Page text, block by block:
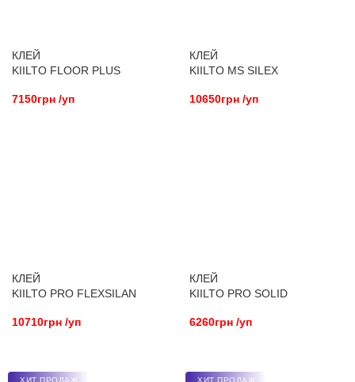
КЛЕЙ
KIILTO FLOOR PLUS
7150грн /уп
КЛЕЙ
KIILTO MS SILEX
10650грн /уп
КЛЕЙ
KIILTO PRO FLEXSILAN
10710грн /уп
КЛЕЙ
KIILTO PRO SOLID
6260грн /уп
ХИТ ПРОДАЖ ХИТ ПРОДАЖ